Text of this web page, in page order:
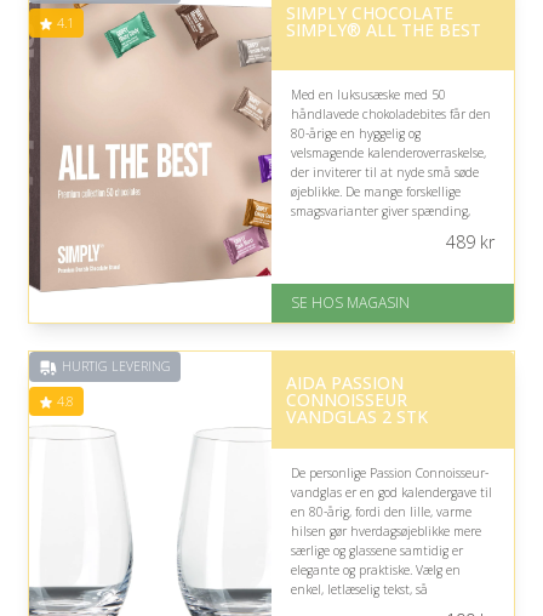
4.1 SIMPLY CHOCOLATE
SIMPLY® ALL THE BEST
Med en luksusæske med 50
håndlavede chokoladebites får den
80-årige en hyggelig og
velsmagende kalenderoverraskelse,
der inviterer til at nyde små søde
øjeblikke. De mange forskellige
smagsvarianter giver spænding,
værd at være opmærksom på.
På lager
Levering: 1-3 dage
af 5
489kr
SE HOS MAGASIN
HURTIG LEVERING
4.8
AIDA PASSION
CONNOISSEUR
VANDGLAS 2 STK
De personlige Passion Connoisseur-
vandglas er en god kalendergave til
en 80-årig, fordi den lille, varme
hilsen gør hverdagsøjeblikke mere
særlige og glassene samtidig er
elegante og praktiske. Vælg en
enkel, letlæselig tekst, så